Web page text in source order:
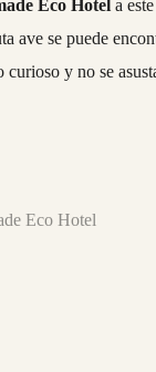
Eco Hotel a
ave se puede
y no se
Eco Hotel